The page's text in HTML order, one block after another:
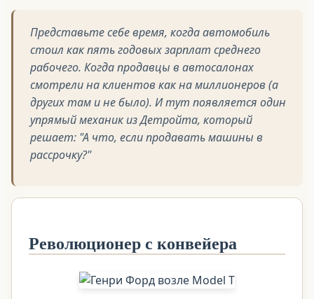
Представьте себе время, когда автомобиль
стоил как пять годовых зарплат среднего
рабочего. Когда продавцы в автосалонах
смотрели на клиентов как на миллионеров (а
других там и не было). И тут появляется один
упрямый механик из Детройта, который
решает: "А что, если продавать машины в
рассрочку?"
Революционер с конвейера